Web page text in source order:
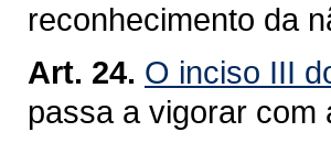
reconhecimento da
Art. 24. O inciso III
passa a vigorar